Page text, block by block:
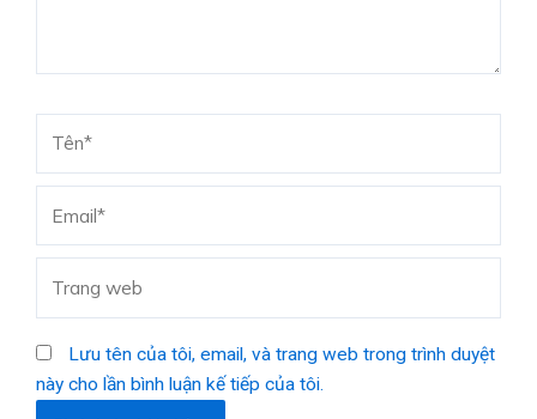
web
Lưu tên của tôi, email, và trang web trong trình duyệt
này cho lần bình luận kế tiếp của tôi.